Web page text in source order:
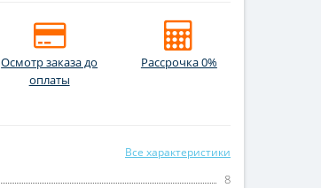
Осмотр заказа до
оплаты
Рассрочка 0%
Все характеристики
8